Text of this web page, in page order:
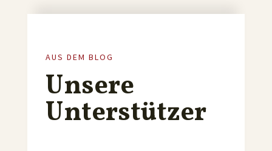
AUS DEM BLOG
Unsere
Unterstützer